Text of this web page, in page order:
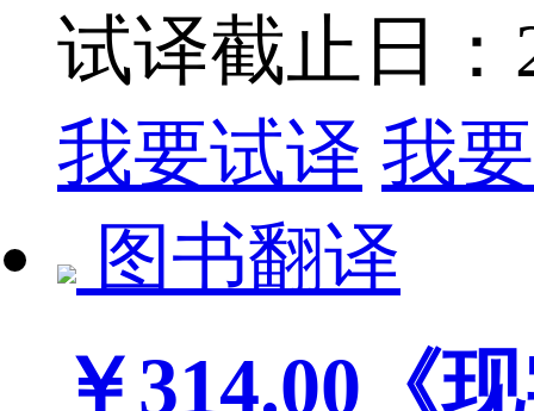
试译截止日：
我要试译 我
图书翻译
￥314.00 《